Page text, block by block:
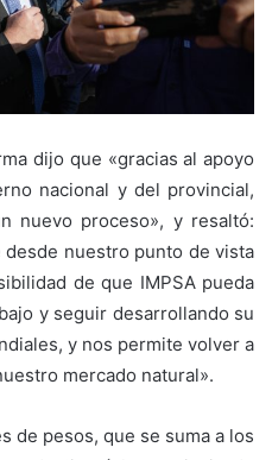
dijo que «gracias al apoyo
nacional y del provincial,
nuevo proceso», y resaltó:
nuestro punto de vista
de que IMPSA pueda
y seguir desarrollando su
y nos permite volver a
mercado natural».
de pesos, que se suma a los